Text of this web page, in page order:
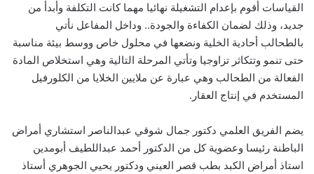
القياسات أقوم بإعدام التشغيلة نهائيا مهما كانت التكلفة وأبدأ من
جديد، وذلك لضمان الكفاءة والجودة.. وداخل المفاعل نأتي
بالطحالب أحادية الخلية ونضعها في محلول خاص ووسط بيئة مناسبة
حتى تنمو وتتكاثر تزاوجيا وتأتي المرحلة التالية وهي استخلاص المادة
الفعالة من الطحالب وهي عبارة عن ملايين الخلايا من الكلورفيل
المستخدم في إنتاج العقار.
يضم الفريق العلمي دكتور جمال شوقي عبدالناصر استشاري أمراض
الباطنة رئيسا وعضوية كل من الدكتور أحمد عبداللطيف أبومدين
استاذ أمراض الكبد بطب قصر العيني ودكتور يحيي الجوهري أستاذ